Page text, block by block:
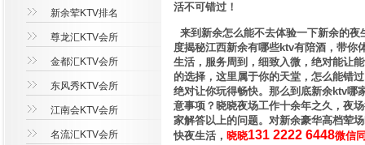
新余荤KTV排名
尊龙汇KTV会所
金都汇KTV会所
东风秀KTV会所
江南会KTV会所
名流汇KTV会所
活不可错过！
来到新余怎么能不去体验一下新余的
度揭秘江西新余有哪些ktv有陪酒，带你
生活，服务周到，细致入微，绝对能让
的选择，这里属于你的天堂，怎么能错
绝对让你玩得畅快。那么到底新余ktv哪
意事项？晓晓夜场工作十余年之久，夜
家解答以上的问题。对新余豪华高档荤
快夜生活， 晓晓131 2222 6448微信